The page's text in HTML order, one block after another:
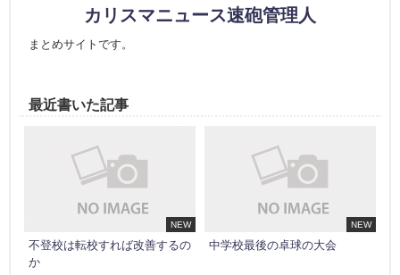
カリスマニュース速砲管理人
まとめサイトです。
最近書いた記事
NEW
不登校は転校すれば改善するの
か
NEW
中学校最後の卓球の大会